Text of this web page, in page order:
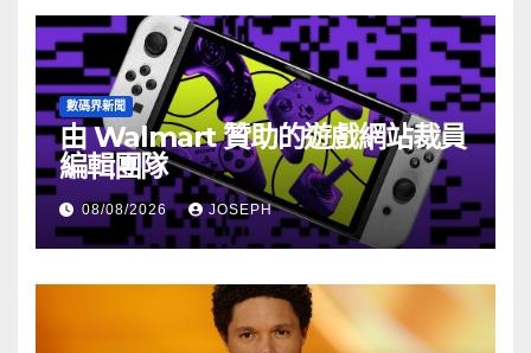
數碼界新聞
由 Walmart 贊助的遊戲網站裁員
編輯團隊
08/08/2026 JOSEPH